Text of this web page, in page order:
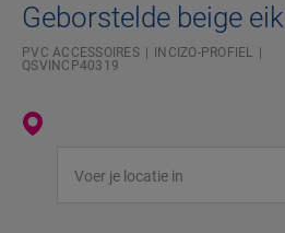
Geborstelde beige eik
PVC ACCESSOIRES
INCIZO-PROFIEL
QSVINCP40319